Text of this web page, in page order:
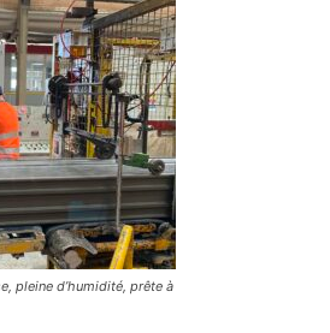
pleine d’humidité, prête à